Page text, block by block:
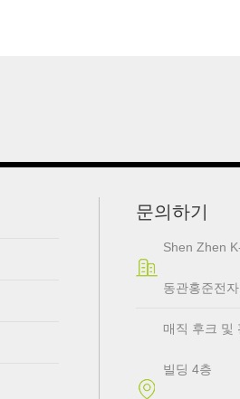
문의하기
Shen Zhen
동관홍준전
매직 후크 및
빌딩 4층